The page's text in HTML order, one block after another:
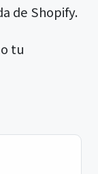
de Shopify.
tu